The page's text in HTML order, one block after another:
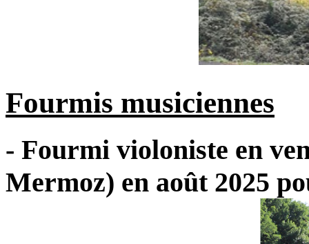
Fourmis musiciennes
- Fourmi violoniste en
Mermoz) en août 2025